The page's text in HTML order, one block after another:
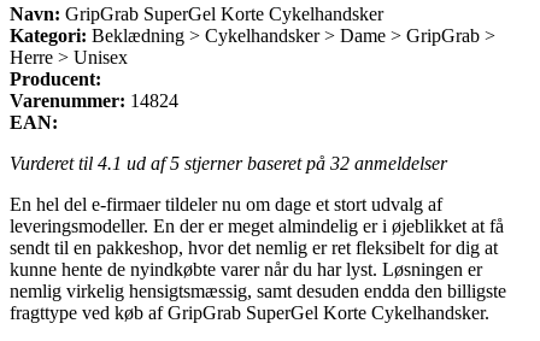
Navn: GripGrab SuperGel Korte Cykelhandsker
Kategori: Beklædning > Cykelhandsker > Dame > GripGrab >
Herre > Unisex
Producent:
Varenummer: 14824
EAN:
Vurderet til 4.1 ud af 5 stjerner baseret på 32 anmeldelser
En hel del e-firmaer tildeler nu om dage et stort udvalg af
leveringsmodeller. En der er meget almindelig er i øjeblikket at få
sendt til en pakkeshop, hvor det nemlig er ret fleksibelt for dig at
kunne hente de nyindkøbte varer når du har lyst. Løsningen er
nemlig virkelig hensigtsmæssig, samt desuden endda den billigste
fragttype ved køb af GripGrab SuperGel Korte Cykelhandsker.